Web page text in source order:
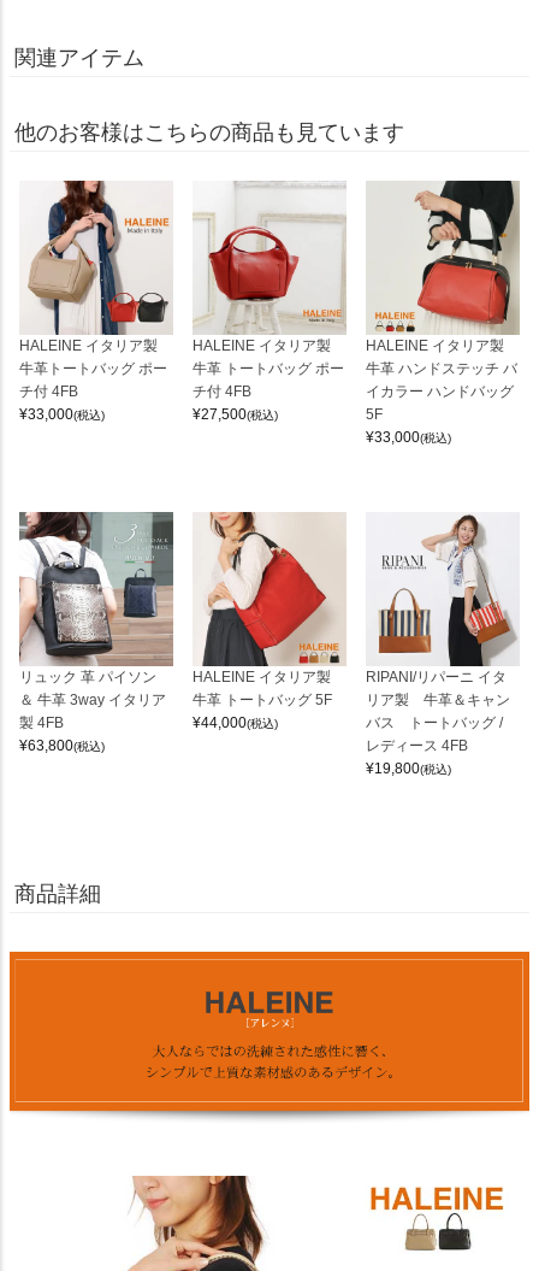
関連アイテム
他のお客様はこちらの商品も見ています
HALEINE イタリア製
牛革トートバッグ ポー
チ付 4FB
¥33,000(税込)
HALEINE イタリア製
牛革 トートバッグ ポー
チ付 4FB
¥27,500(税込)
HALEINE イタリア製
牛革 ハンドステッチ バ
イカラー ハンドバッグ
5F
¥33,000(税込)
リュック 革 パイソン
＆ 牛革 3way イタリア
製 4FB
¥63,800(税込)
HALEINE イタリア製
牛革 トートバッグ 5F
¥44,000(税込)
RIPANI/リパーニ イタ
リア製 牛革＆キャン
バス トートバッグ /
レディース 4FB
¥19,800(税込)
商品詳細